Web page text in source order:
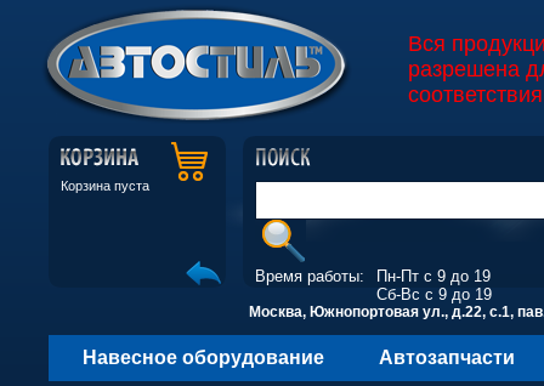
Вся
разрешена
Корзина пуста
Время работы:
Пн-Пт с 9 до 19
Сб-Вс с 9 до 19
Москва, Южнопортовая ул., д.22, с.1,
Навесное оборудование Автозапчасти